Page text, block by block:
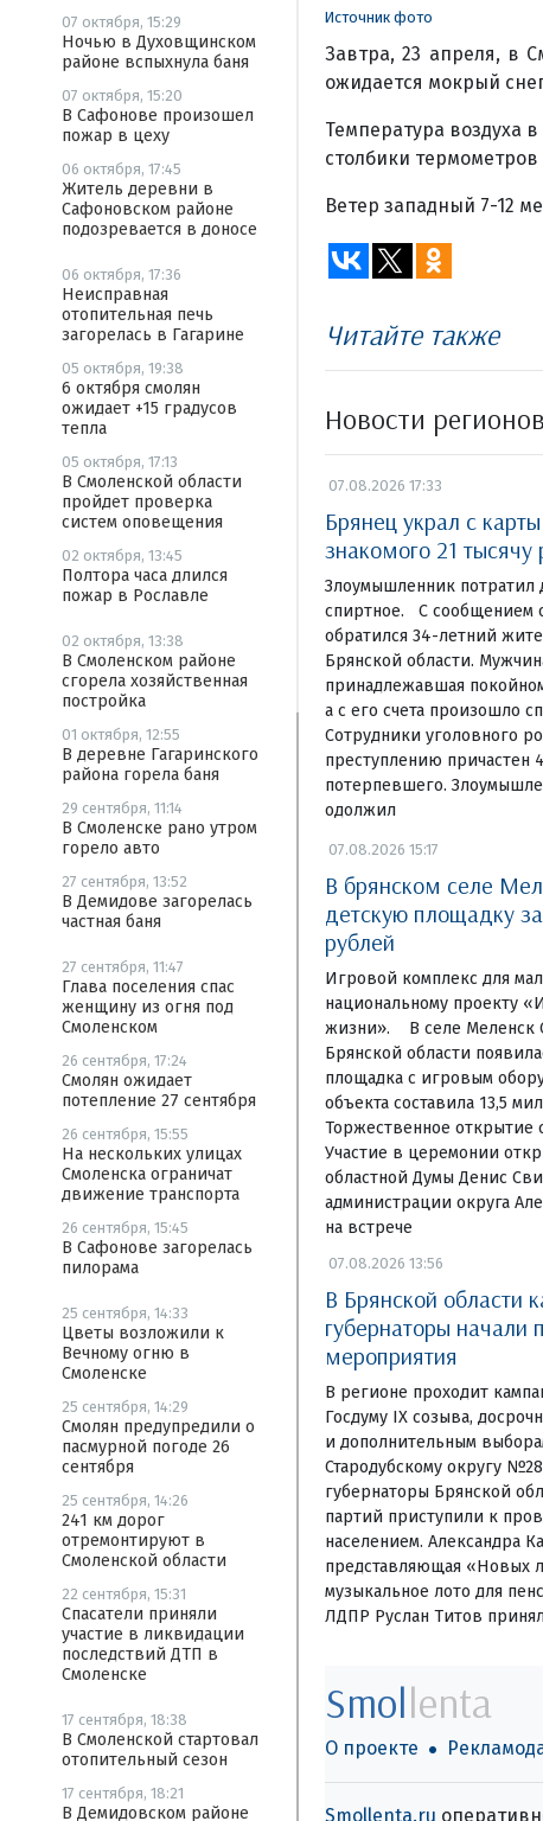
07 октября, 15:29
Ночью в Духовщинском
районе вспыхнула баня
07 октября, 15:20
В Сафонове произошел
пожар в цеху
06 октября, 17:45
Житель деревни в
Сафоновском районе
подозревается в доносе
06 октября, 17:36
Неисправная
отопительная печь
загорелась в Гагарине
05 октября, 19:38
6 октября смолян
ожидает +15 градусов
тепла
05 октября, 17:13
В Смоленской области
пройдет проверка
систем оповещения
02 октября, 13:45
Полтора часа длился
пожар в Рославле
02 октября, 13:38
В Смоленском районе
сгорела хозяйственная
постройка
01 октября, 12:55
В деревне Гагаринского
района горела баня
29 сентября, 11:14
В Смоленске рано утром
горело авто
27 сентября, 13:52
В Демидове загорелась
частная баня
27 сентября, 11:47
Глава поселения спас
женщину из огня под
Смоленском
26 сентября, 17:24
Смолян ожидает
потепление 27 сентября
26 сентября, 15:55
На нескольких улицах
Смоленска ограничат
движение транспорта
26 сентября, 15:45
В Сафонове загорелась
пилорама
25 сентября, 14:33
Цветы возложили к
Вечному огню в
Смоленске
25 сентября, 14:29
Смолян предупредили о
пасмурной погоде 26
сентября
25 сентября, 14:26
241 км дорог
отремонтируют в
Смоленской области
22 сентября, 15:31
Спасатели приняли
участие в ликвидации
последствий ДТП в
Смоленске
17 сентября, 18:38
В Смоленской стартовал
отопительный сезон
17 сентября, 18:21
В Демидовском районе
Источник фото
Завтра, 23 апреля, в
ожидается мокрый
Температура воздуха в
столбики термометров
Ветер западный 7-12
Читайте также
Новости регионов
07.08.2026 17:33
Брянец украл с
знакомого 21 тысячу
Злоумышленник потратил
спиртное. С сообщением
обратился 34-летний
Брянской области.
принадлежавшая
а с его счета произошло
Сотрудники уголовного
преступлению причастен
потерпевшего.
одолжил
07.08.2026 15:17
В брянском селе
детскую площадку
рублей
Игровой комплекс для
национальному проекту
жизни». В селе Меленск
Брянской области
площадка с игровым
объекта составила 13,5
Торжественное открытие
Участие в церемонии
областной Думы Денис
администрации округа
на встрече
07.08.2026 13:56
В Брянской области
губернаторы начали
мероприятия
В регионе проходит
Госдуму IX созыва,
и дополнительным
Стародубскому округу
губернаторы Брянской
партий приступили к
населением. Александра
представляющая «Новых
музыкальное лото для
ЛДПР Руслан Титов
Smollenta
О проекте
Smollenta.ru